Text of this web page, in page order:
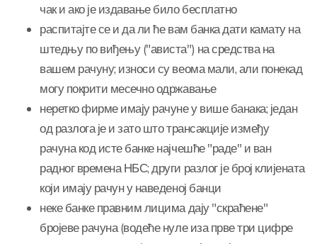
чак и ако је издавање било бесплатно
распитајте се и да ли ће вам банка дати камату на
штедњу по виђењу ("ависта") на средства на
вашем рачуну; износи су веома мали, али понекад
могу покрити месечно одржавање
неретко фирме имају рачуне у више банака; један
од разлога је и зато што трансакције између
рачуна код исте банке најчешће "раде" и ван
радног времена НБС; други разлог је број клијената
који имају рачун у наведеној банци
неке банке правним лицима дају "скраћене"
бројеве рачуна (водеће нуле иза прве три цифре